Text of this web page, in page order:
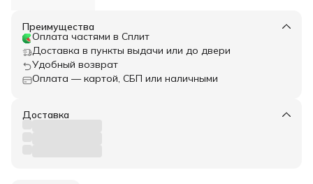
Преимущества
Оплата частями в Сплит
Доставка в пункты выдачи или до двери
Удобный возврат
Оплата — картой, СБП или наличными
Доставка